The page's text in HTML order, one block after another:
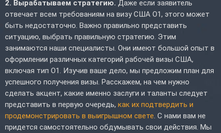
2. Вырабатываем стратегию. Даже если заявитель
отвечает всем требованиям на визу США O1, этого может
быть недостаточно. Важно правильно представить
ситуацию, выбрать правильную стратегию. Этим
занимаются наши специалисты. Они имеют большой опыт в
оформлении различных категорий рабочей визы США,
включая тип O1. Изучив ваше дело, мы предложим план для
успешного получения визы. Расскажем, на чем нужно
сделать акцент, какие именно заслуги и таланты следует
представить в первую очередь, как их подтвердить и
продемонстрировать в выигрышном свете. С нами вам не
придется самостоятельно обдумывать свои действия. Мы